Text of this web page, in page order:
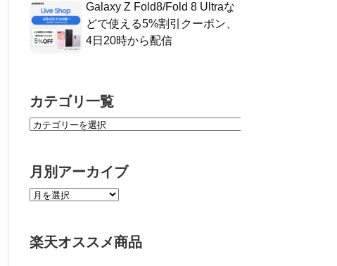
Galaxy Z Fold8/Fold 8 Ultraな
どで使える5%割引クーポン、
4日20時から配信
カテゴリ一覧
月別アーカイブ
楽天オススメ商品